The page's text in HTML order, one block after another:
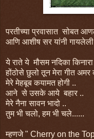
परतीच्या प्रवासात सोबत
आणि आशीष सर यांनी
ये राते ये मौसम नदिका
होंठोसे छुलो तून मेरा गीत अमर
मेरे मेहबूब कयामत होगी ..
आने से उसके आये बहार ..
मेरे नैना सावन भादो ..
तुम भी चलो, हम भी चले......
म्हणजे " Cherry on the